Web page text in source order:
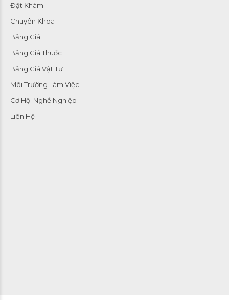
Đặt Khám
Chuyên Khoa
Bảng Giá
Bảng Giá Thuốc
Bảng Giá Vật Tư
Môi Trường Làm Việc
Cơ Hội Nghề Nghiệp
Liên Hệ